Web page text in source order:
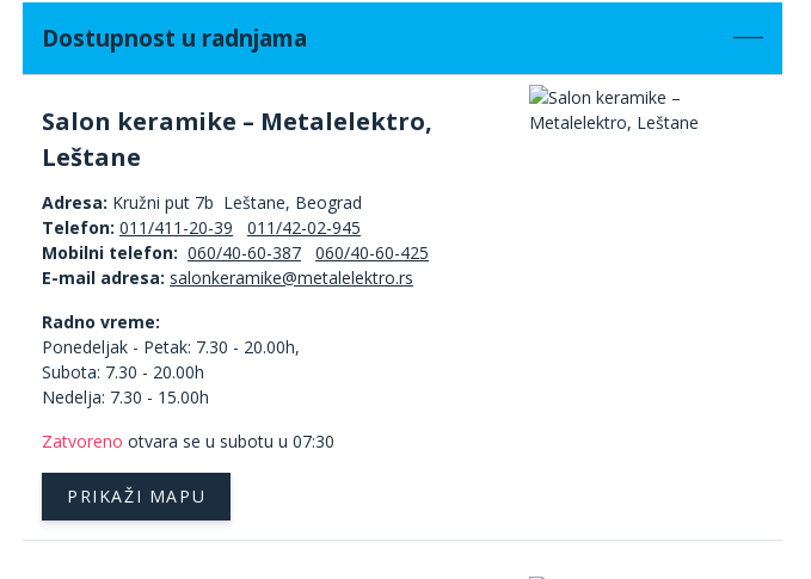
Dostupnost u radnjama
Salon keramike – Metalelektro,
Leštane
Adresa: Kružni put 7b Leštane, Beograd
Telefon: 011/411-20-39
011/42-02-945
Mobilni telefon: 060/40-60-387
060/40-60-425
E-mail adresa:
Radno vreme:
Ponedeljak - Petak: 7.30 - 20.00h,
Subota: 7.30 - 20.00h
Nedelja: 7.30 - 15.00h
Zatvoreno otvara se u subotu u 07:30
PRIKAŽI MAPU